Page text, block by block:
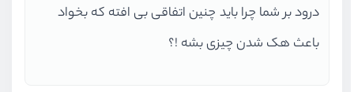
درود بر شما چرا باید چنین اتفاقی بی افته که بخواد
باعث هک شدن چیزی بشه !؟